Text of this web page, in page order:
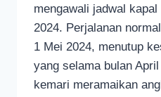
mengawali jadwal
2024. Perjalanan
1 Mei 2024, menutup
yang selama bulan
kemari meramaikan